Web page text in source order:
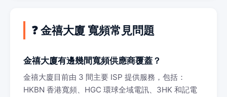
❓ 金禧大廈 寬頻常見問題
金禧大廈有邊幾間寬頻供應商覆蓋？
金禧大廈目前由 3 間主要 ISP 提供服務，包括：
HKBN 香港寬頻、HGC 環球全域電訊、3HK 和記電